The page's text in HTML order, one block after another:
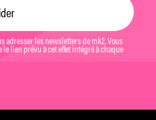
les newsletters de mk2. Vous
lien prévu à cet effet intégré à chaque